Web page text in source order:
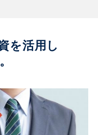
を活用し